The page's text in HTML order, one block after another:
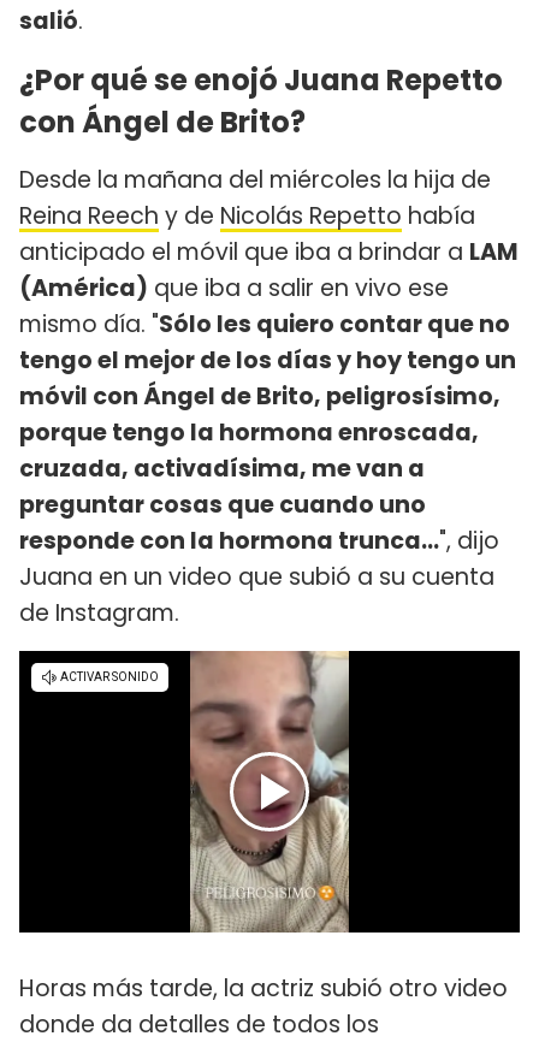
salió.
¿Por qué se enojó Juana Repetto
con Ángel de Brito?
Desde la mañana del miércoles la hija de
Reina Reech y de Nicolás Repetto había
anticipado el móvil que iba a brindar a LAM
(América) que iba a salir en vivo ese
mismo día. "Sólo les quiero contar que no
tengo el mejor de los días y hoy tengo un
móvil con Ángel de Brito, peligrosísimo,
porque tengo la hormona enroscada,
cruzada, activadísima, me van a
preguntar cosas que cuando uno
responde con la hormona trunca...", dijo
Juana en un video que subió a su cuenta
de Instagram.
Horas más tarde, la actriz subió otro video
donde da detalles de todos los